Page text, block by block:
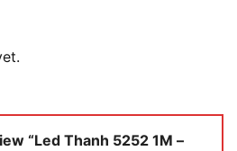
“Led Thanh 5252 1M –